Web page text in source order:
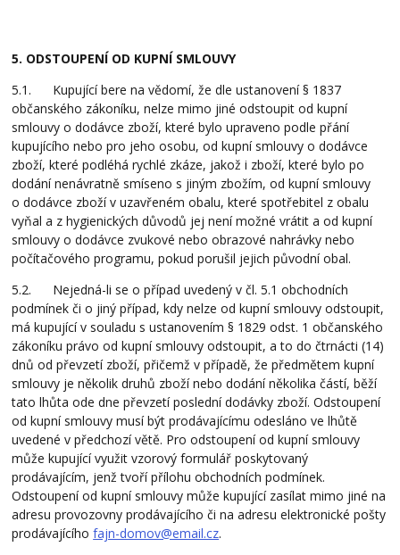
5. ODSTOUPENÍ OD KUPNÍ SMLOUVY
5.1. Kupující bere na vědomí, že dle ustanovení § 1837
občanského zákoníku, nelze mimo jiné odstoupit od kupní
smlouvy o dodávce zboží, které bylo upraveno podle přání
kupujícího nebo pro jeho osobu, od kupní smlouvy o dodávce
zboží, které podléhá rychlé zkáze, jakož i zboží, které bylo po
dodání nenávratně smíseno s jiným zbožím, od kupní smlouvy
o dodávce zboží v uzavřeném obalu, které spotřebitel z obalu
vyňal a z hygienických důvodů jej není možné vrátit a od kupní
smlouvy o dodávce zvukové nebo obrazové nahrávky nebo
počítačového programu, pokud porušil jejich původní obal.
5.2. Nejedná-li se o případ uvedený v čl. 5.1 obchodních
podmínek či o jiný případ, kdy nelze od kupní smlouvy odstoupit,
má kupující v souladu s ustanovením § 1829 odst. 1 občanského
zákoníku právo od kupní smlouvy odstoupit, a to do čtrnácti (14)
dnů od převzetí zboží, přičemž v případě, že předmětem kupní
smlouvy je několik druhů zboží nebo dodání několika částí, běží
tato lhůta ode dne převzetí poslední dodávky zboží. Odstoupení
od kupní smlouvy musí být prodávajícímu odesláno ve lhůtě
uvedené v předchozí větě. Pro odstoupení od kupní smlouvy
může kupující využit vzorový formulář poskytovaný
prodávajícím, jenž tvoří přílohu obchodních podmínek.
Odstoupení od kupní smlouvy může kupující zasílat mimo jiné na
adresu provozovny prodávajícího či na adresu elektronické pošty
prodávajícíhofajn-domov@email.cz.